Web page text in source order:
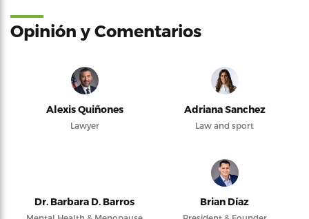
Opinión y Comentarios
Alexis Quiñones
Lawyer
Adriana Sanchez
Law and sport
Dr. Barbara D. Barros Brian Díaz